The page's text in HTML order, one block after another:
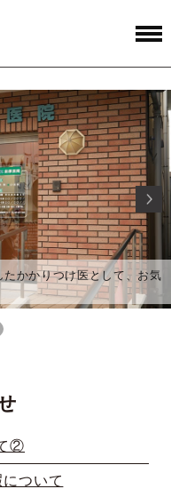
お気
糖尿病を代表する生
軽にご相談ください
②
ついて